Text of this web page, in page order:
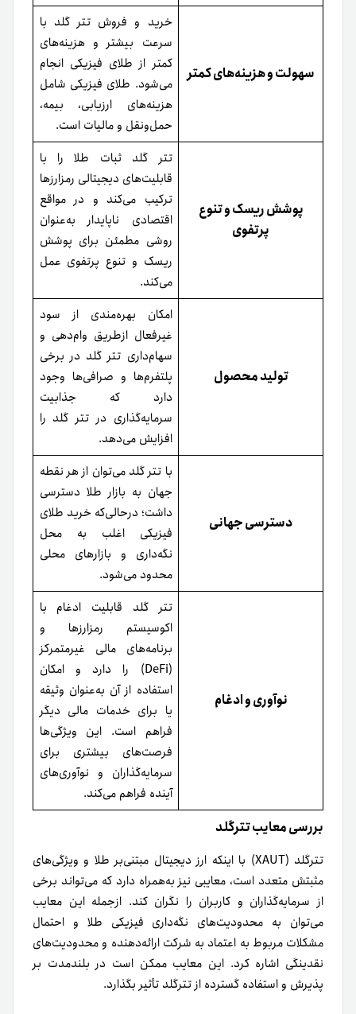
سهولت و هزینه‌های کمتر
خرید و فروش تتر گلد با
سرعت بیشتر و هزینه‌های
کمتر از طلای فیزیکی انجام
می‌شود. طلای فیزیکی شامل
هزینه‌های ارزیابی، بیمه،
حمل‌ونقل و مالیات است.
پوشش ریسک و تنوع
پرتفوی
تتر گلد ثبات طلا را با
قابلیت‌های دیجیتالی رمزارزها
ترکیب می‌کند و در مواقع
اقتصادی ناپایدار به‌عنوان
روشی مطمئن برای پوشش
ریسک و تنوع پرتفوی عمل
می‌کند.
تولید محصول
امکان بهره‌مندی از سود
غیرفعال از‌طریق وام‌دهی و
سهام‌داری تتر گلد در برخی
پلتفرم‌ها و صرافی‌ها وجود
دارد که جذابیت
سرمایه‌گذاری در تتر گلد را
افزایش می‌دهد.
دسترسی جهانی
با تتر گلد می‌توان از هر نقطه
جهان به بازار طلا دسترسی
داشت؛ در‌حالی‌که خرید طلای
فیزیکی اغلب به محل
نگه‌داری و بازارهای محلی
محدود می‌شود.
نوآوری و ادغام
تتر گلد قابلیت ادغام با
اکوسیستم رمزارزها و
برنامه‌های مالی غیرمتمرکز
(DeFi) را دارد و امکان
استفاده از آن به‌عنوان وثیقه
یا برای خدمات مالی دیگر
فراهم است. این ویژگی‌ها
فرصت‌های بیشتری برای
سرمایه‌گذاران و نوآوری‌های
آینده فراهم می‌کند.
بررسی معایب تترگلد
تترگلد (XAUT) با اینکه ارز دیجیتال مبتنی‌بر طلا و ویژگی‌های
مثبتش متعدد است، معایبی نیز به‌همراه دارد که می‌تواند برخی
از سرمایه‌گذاران و کاربران را نگران کند. ازجمله این معایب
می‌توان به محدودیت‌های نگه‌داری فیزیکی طلا و احتمال
مشکلات مربوط به اعتماد به شرکت ارائه‌دهنده و محدودیت‌های
نقدینگی اشاره کرد. این معایب ممکن است در بلندمدت بر
پذیرش و استفاده گسترده از تترگلد تأثیر بگذارد.